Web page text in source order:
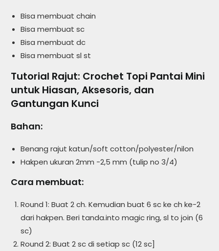
Bisa membuat chain
Bisa membuat sc
Bisa membuat dc
Bisa membuat sl st
Tutorial Rajut: Crochet Topi Pantai Mini
untuk Hiasan, Aksesoris, dan
Gantungan Kunci
Bahan:
Benang rajut katun/soft cotton/polyester/nilon
Hakpen ukuran 2mm -2,5 mm (tulip no 3/4)
Cara membuat:
Round 1: Buat 2 ch. Kemudian buat 6 sc ke ch ke-2
dari hakpen. Beri tanda.into magic ring, sl to join (6
sc)
Round 2: Buat 2 sc di setiap sc (12 sc]